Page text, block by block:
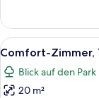
Suite,
1 Doppelbett
und
Schlafsofa,
barrierefrei
Alle
Fotos
für
Comfort-
9
Comfort-Zimmer,
Blick auf den Park
20 m²